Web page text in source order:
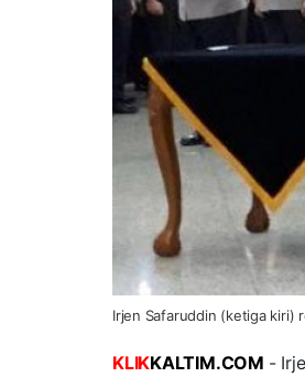
Irjen Safaruddin (ketiga kiri)
KLIKKALTIM.COM -